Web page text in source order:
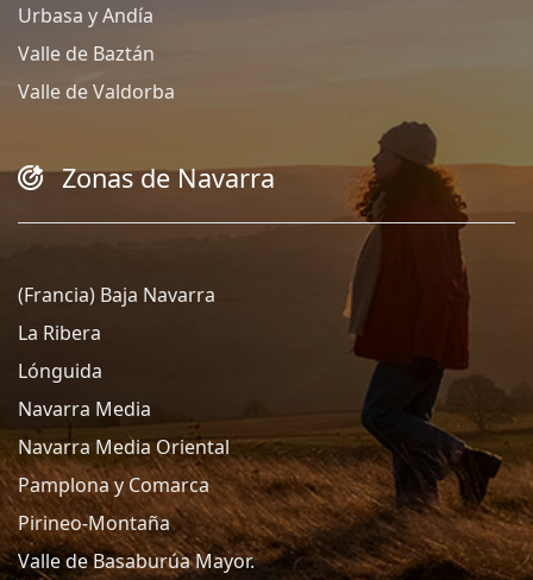
Urbasa y Andía
Valle de Baztán
Valle de Valdorba
Zonas de Navarra
(Francia) Baja Navarra
La Ribera
Lónguida
Navarra Media
Navarra Media Oriental
Pamplona y Comarca
Pirineo-Montaña
Valle de Basaburúa Mayor.